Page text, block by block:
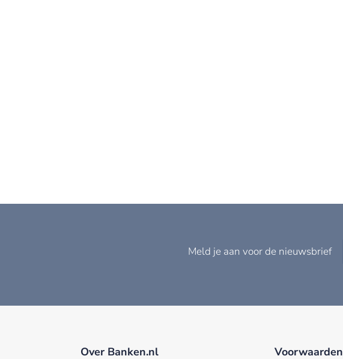
Meld je aan voor de nieuwsbrief
Over Banken.nl Voorwaarden